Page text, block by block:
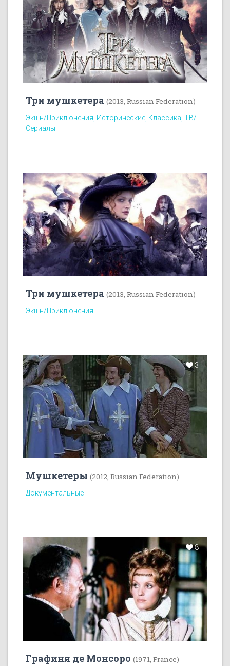
Три мушкетера (2013, Russian Federation)
Экшн/Приключения, Исторические, Классика, ТВ/
Сериалы
Три мушкетера (2013, Russian Federation)
Экшн/Приключения
3
Мушкетеры (2012, Russian Federation)
Документальные
8
Графиня де Монсоро (1971, France)